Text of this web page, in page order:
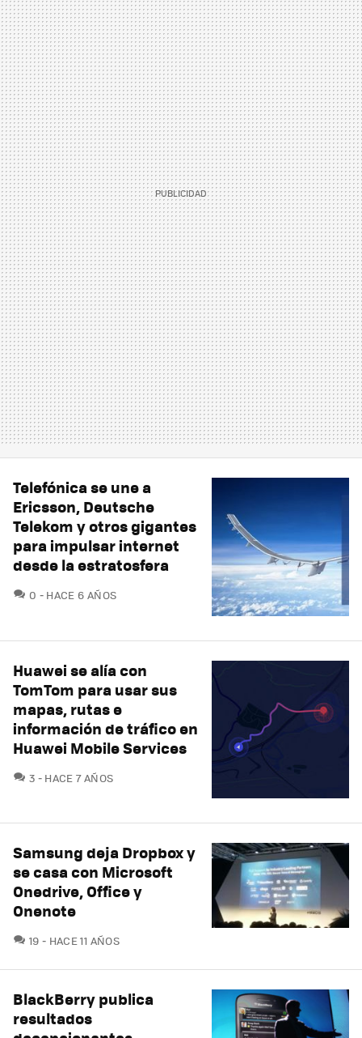
Telefónica se une a
Ericsson, Deutsche
Telekom y otros gigantes
para impulsar internet
desde la estratosfera
0 COMENTARIOS
HACE 6 AÑOS
Huawei se alía con
TomTom para usar sus
mapas, rutas e
información de tráfico en
Huawei Mobile Services
3 COMENTARIOS
HACE 7 AÑOS
Samsung deja Dropbox y
se casa con Microsoft
Onedrive, Office y
Onenote
19 COMENTARIOS
HACE 11 AÑOS
BlackBerry publica
resultados